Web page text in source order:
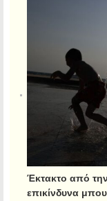
Έκτακτο από
επικίνδυνα